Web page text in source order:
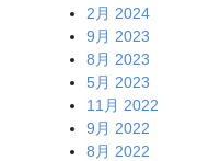
2月 2024
9月 2023
8月 2023
5月 2023
11月 2022
9月 2022
8月 2022